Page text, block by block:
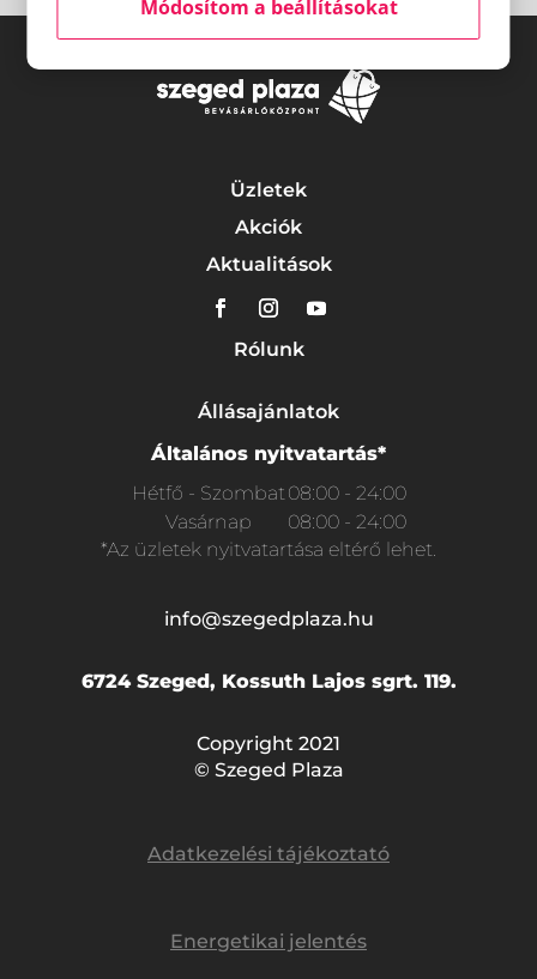
Üzletek
Akciók
Aktualitások
Rólunk
Állásajánlatok
Általános nyitvatartás*
Hétfő - Szombat08:00 - 24:00
Vasárnap
08:00 - 24:00
*Az üzletek nyitvatartása eltérő lehet.
info@szegedplaza.hu
6724 Szeged, Kossuth Lajos sgrt. 119.
Copyright 2021
© Szeged Plaza
Adatkezelési tájékoztató
Energetikai jelentés
Módosítom a beállításokat